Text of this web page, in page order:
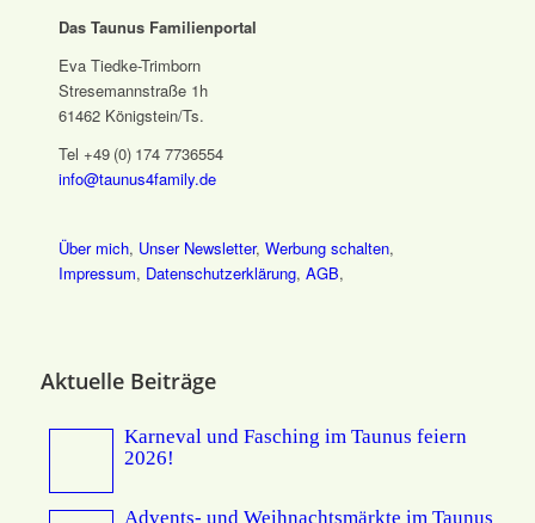
Das Taunus Familienportal
Eva Tiedke-Trimborn
Stresemannstraße 1h
61462 Königstein/Ts.
Tel +49 (0) 174 7736554
info@taunus4family.de
Über mich, Unser Newsletter, Werbung schalten,
Impressum, Datenschutz­erklärung, AGB,
Aktuelle Beiträge
Karneval und Fasching im Taunus feiern
2026!
Advents- und Weihnachtsmärkte im Taunus